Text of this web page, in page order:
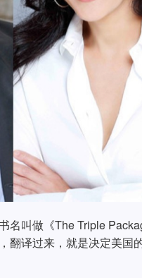
名叫做《The Triple
翻译过来，就是决定美国